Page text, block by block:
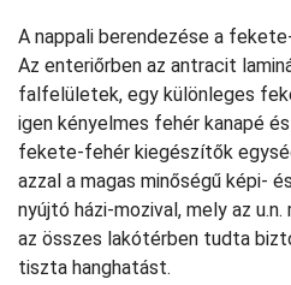
A nappali berendezése a
Az enteriőrben az antracit
falfelületek, egy különleges
igen kényelmes fehér kanapé
fekete-fehér kiegészítők
azzal a magas minőségű képi-
nyújtó házi-mozival, mely az
az összes lakótérben tudta
tiszta hanghatást.